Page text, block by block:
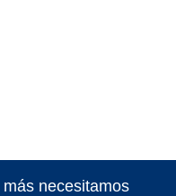
necesitamos